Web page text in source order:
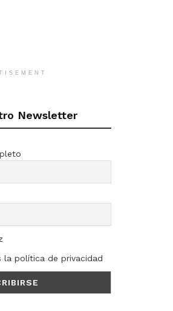
Newsletter
la política de privacidad